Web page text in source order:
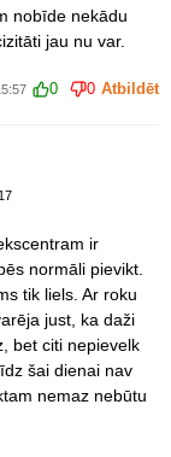
nobīde nekādu
jau nu var.
0 0 Atbildēt
ir
normāli pievikt.
tik liels. Ar roku
just, ka daži
bet citi nepievelk
šai dienai nav
nemaz nebūtu